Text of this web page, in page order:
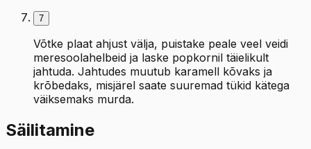
7
Võtke plaat ahjust välja, puistake peale veel veidi
meresoolahelbeid ja laske popkornil täielikult
jahtuda. Jahtudes muutub karamell kõvaks ja
krõbedaks, misjärel saate suuremad tükid kätega
väiksemaks murda.
Säilitamine